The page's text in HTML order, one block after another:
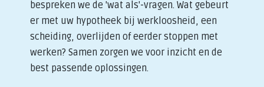
bespreken we de 'wat als'-vragen. Wat gebeurt
er met uw hypotheek bij werkloosheid, een
scheiding, overlijden of eerder stoppen met
werken? Samen zorgen we voor inzicht en de
best passende oplossingen.